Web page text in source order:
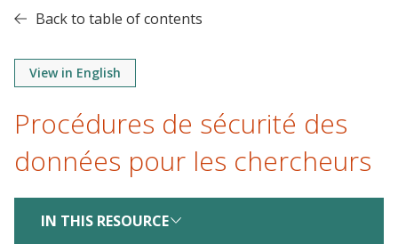
Back to table of contents
View in English
Procédures de sécurité des
données pour les chercheurs
IN THIS RESOURCE